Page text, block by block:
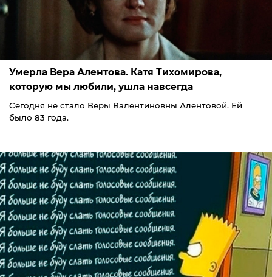
Умерла Вера Алентова. Катя Тихомирова,
которую мы любили, ушла навсегда
Сегодня не стало Веры Валентиновны Алентовой. Ей
было 83 года.